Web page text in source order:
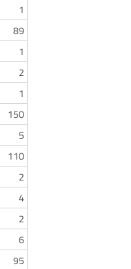
1
89
1
2
1
150
5
110
2
4
2
6
95